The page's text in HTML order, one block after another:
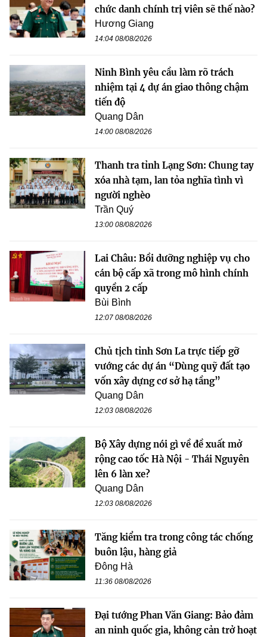
chức danh chính trị viên sẽ thế nào?
Hương Giang
14:04 08/08/2026
Ninh Bình yêu cầu làm rõ trách
nhiệm tại 4 dự án giao thông chậm
tiến độ
Quang Dân
14:00 08/08/2026
Thanh tra tỉnh Lạng Sơn: Chung tay
xóa nhà tạm, lan tỏa nghĩa tình vì
người nghèo
Trần Quý
13:00 08/08/2026
Lai Châu: Bồi dưỡng nghiệp vụ cho
cán bộ cấp xã trong mô hình chính
quyền 2 cấp
Bùi Bình
12:07 08/08/2026
Chủ tịch tỉnh Sơn La trực tiếp gỡ
vướng các dự án “Dùng quỹ đất tạo
vốn xây dựng cơ sở hạ tầng”
Quang Dân
12:03 08/08/2026
Bộ Xây dựng nói gì về đề xuất mở
rộng cao tốc Hà Nội - Thái Nguyên
lên 6 làn xe?
Quang Dân
12:03 08/08/2026
Tăng kiểm tra trong công tác chống
buôn lậu, hàng giả
Đông Hà
11:36 08/08/2026
Đại tướng Phan Văn Giang: Bảo đảm
an ninh quốc gia, không cản trở hoạt